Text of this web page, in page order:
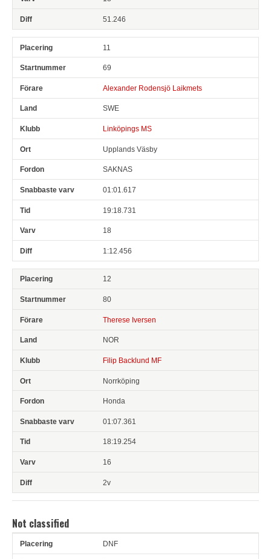
51.246
11
69
Alexander Rodensjö Laikmets
SWE
Linköpings MS
Upplands Väsby
SAKNAS
01:01.617
19:18.731
18
1:12.456
12
80
Therese Iversen
NOR
Filip Backlund MF
Norrköping
Honda
01:07.361
18:19.254
16
2v
Not classified
Pl Snr Land
DNF